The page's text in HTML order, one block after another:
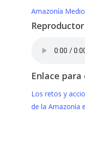
Amazonía
Enlace para
Los retos y
de la Amazonía